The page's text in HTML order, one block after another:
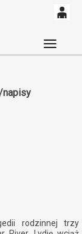
napisy
rodzinnej trzy